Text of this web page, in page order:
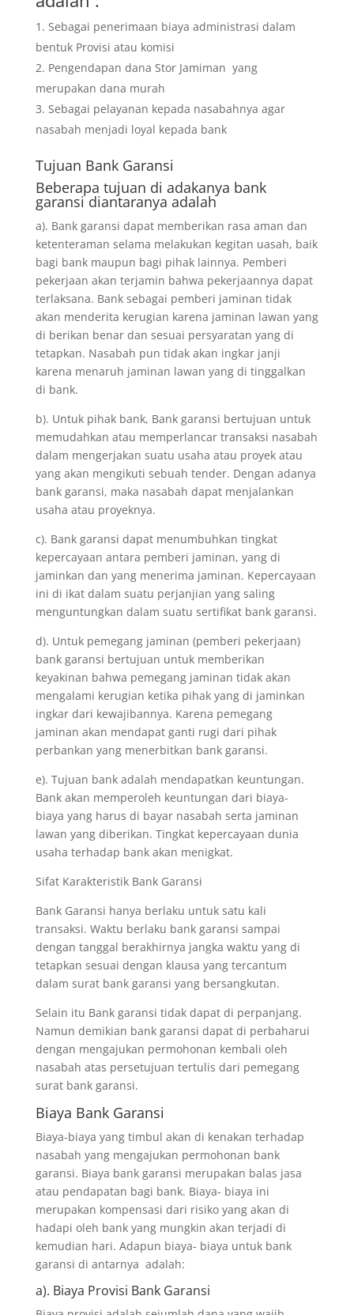
Sebagai penerimaan biaya administrasi dalam
bentuk Provisi atau komisi
Pengendapan dana Stor Jamiman yang
merupakan dana murah
Sebagai pelayanan kepada nasabahnya agar
nasabah menjadi loyal kepada bank
Tujuan Bank Garansi
Beberapa tujuan di adakanya bank
garansi diantaranya adalah
a). Bank garansi dapat memberikan rasa aman dan
ketenteraman selama melakukan kegitan uasah, baik
bagi bank maupun bagi pihak lainnya. Pemberi
pekerjaan akan terjamin bahwa pekerjaannya dapat
terlaksana. Bank sebagai pemberi jaminan tidak
akan menderita kerugian karena jaminan lawan yang
di berikan benar dan sesuai persyaratan yang di
tetapkan. Nasabah pun tidak akan ingkar janji
karena menaruh jaminan lawan yang di tinggalkan
di bank.
b). Untuk pihak bank, Bank garansi bertujuan untuk
memudahkan atau memperlancar transaksi nasabah
dalam mengerjakan suatu usaha atau proyek atau
yang akan mengikuti sebuah tender. Dengan adanya
bank garansi, maka nasabah dapat menjalankan
usaha atau proyeknya.
c). Bank garansi dapat menumbuhkan tingkat
kepercayaan antara pemberi jaminan, yang di
jaminkan dan yang menerima jaminan. Kepercayaan
ini di ikat dalam suatu perjanjian yang saling
menguntungkan dalam suatu sertifikat bank garansi.
d). Untuk pemegang jaminan (pemberi pekerjaan)
bank garansi bertujuan untuk memberikan
keyakinan bahwa pemegang jaminan tidak akan
mengalami kerugian ketika pihak yang di jaminkan
ingkar dari kewajibannya. Karena pemegang
jaminan akan mendapat ganti rugi dari pihak
perbankan yang menerbitkan bank garansi.
e). Tujuan bank adalah mendapatkan keuntungan.
Bank akan memperoleh keuntungan dari biaya-
biaya yang harus di bayar nasabah serta jaminan
lawan yang diberikan. Tingkat kepercayaan dunia
usaha terhadap bank akan menigkat.
Sifat Karakteristik Bank Garansi
Bank Garansi hanya berlaku untuk satu kali
transaksi. Waktu berlaku bank garansi sampai
dengan tanggal berakhirnya jangka waktu yang di
tetapkan sesuai dengan klausa yang tercantum
dalam surat bank garansi yang bersangkutan.
Selain itu Bank garansi tidak dapat di perpanjang.
Namun demikian bank garansi dapat di perbaharui
dengan mengajukan permohonan kembali oleh
nasabah atas persetujuan tertulis dari pemegang
surat bank garansi.
Biaya Bank Garansi
Biaya-biaya yang timbul akan di kenakan terhadap
nasabah yang mengajukan permohonan bank
garansi. Biaya bank garansi merupakan balas jasa
atau pendapatan bagi bank. Biaya- biaya ini
merupakan kompensasi dari risiko yang akan di
hadapi oleh bank yang mungkin akan terjadi di
kemudian hari. Adapun biaya- biaya untuk bank
garansi di antarnya adalah:
a). Biaya Provisi Bank Garansi